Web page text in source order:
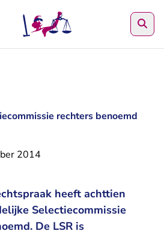
rechters benoemd
2014
heeft achttien
Selectiecommissie
De LSR is